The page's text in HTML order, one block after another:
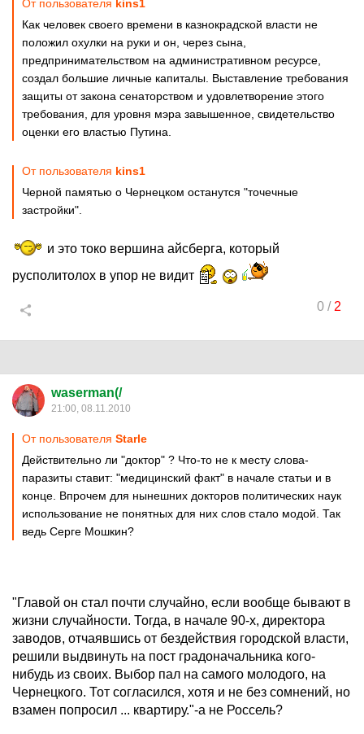
От пользователя kins1
Как человек своего времени в казнокрадской власти не
положил охулки на руки и он, через сына,
предпринимательством на административном ресурсе,
создал большие личные капиталы. Выставление требования
защиты от закона сенаторством и удовлетворение этого
требования, для уровня мэра завышенное, свидетельство
оценки его властью Путина.
От пользователя kins1
Черной памятью о Чернецком останутся "точечные
застройки".
и это токо вершина айсберга, который
русполитолох в упор не видит
0/ 2
waserman(/
21:00, 08.11.2010
От пользователя Starle
Действительно ли "доктор" ? Что-то не к месту слова-
паразиты ставит: "медицинский факт" в начале статьи и в
конце. Впрочем для нынешних докторов политических наук
использование не понятных для них слов стало модой. Так
ведь Серге Мошкин?
"Главой он стал почти случайно, если вообще бывают в
жизни случайности. Тогда, в начале 90-х, директора
заводов, отчаявшись от бездействия городской власти,
решили выдвинуть на пост градоначальника кого-
нибудь из своих. Выбор пал на самого молодого, на
Чернецкого. Тот согласился, хотя и не без сомнений, но
взамен попросил ... квартиру."-а не Россель?